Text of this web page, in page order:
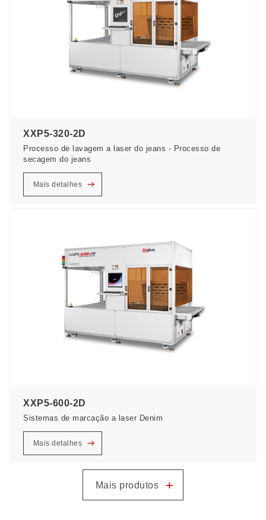
XXP5-320-2D
Processo de lavagem a laser do jeans - Processo de
secagem do jeans
Mais detalhes
XXP5-600-2D
Sistemas de marcação a laser Denim
Mais detalhes
Mais produtos +